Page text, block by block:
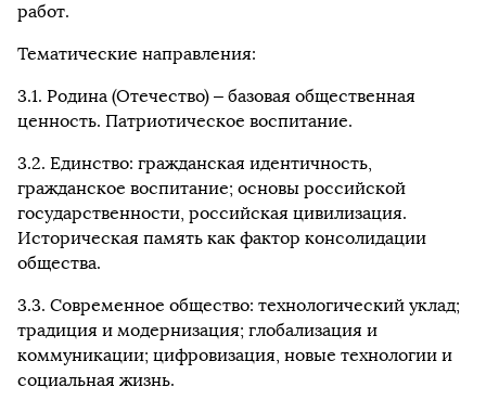
работ.
Тематические направления:
3.1. Родина (Отечество) – базовая общественная
ценность. Патриотическое воспитание.
3.2. Единство: гражданская идентичность,
гражданское воспитание; основы российской
государственности, российская цивилизация.
Историческая память как фактор консолидации
общества.
3.3. Современное общество: технологический уклад;
традиция и модернизация; глобализация и
коммуникации; цифровизация, новые технологии и
социальная жизнь.